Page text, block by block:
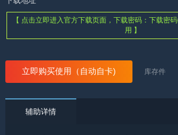
【 点击立即进入官方下载页面，下载密码：下载密
用 】
立即购买使用（自动自卡) 库存件
辅助详情